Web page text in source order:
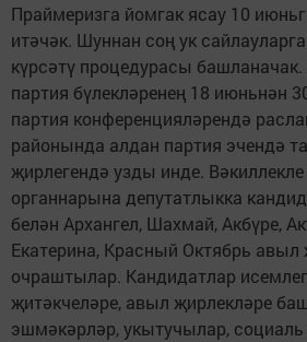
Праймеризга йомгак ясау 10
итәчәк. Шуннан соң ук
күрсәтү процедурасы
партия бүлекләренең 18 июньнән
партия конференцияләрендә
районында алдан партия эчендә
җирлегендә узды инде.
органнарына депутатлыкка
белән Архангел, Шахмай, Акбүре,
Екатерина, Красный Октябрь авыл
очраштылар. Кандидатлар
җитәкчеләре, авыл җирлекләре
эшмәкәрләр, укытучылар, социаль